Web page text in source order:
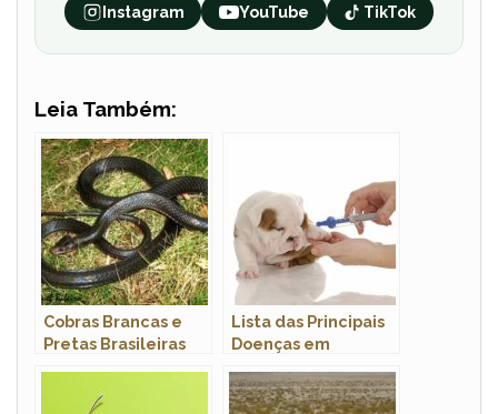
Instagram YouTube TikTok
Leia Também:
Cobras Brancas e
Pretas Brasileiras
Lista das Principais
Doenças em
e Tratamento